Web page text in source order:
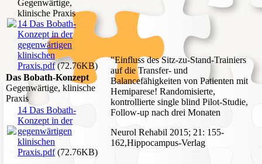
Gegenwärtige,
klinische Praxis
14 Das Bobath-
Konzept in der
gegenwärtigen
klinischen
Praxis.pdf(72.76KB)
Das Bobath-Konzept
Gegenwärtige, klinische
Praxis
14 Das Bobath-
Konzept in der
gegenwärtigen
klinischen
Praxis.pdf(72.76KB)
"Einfluss des Sitz-zu-Stand-Trainiers
auf die Transfer- und
Balancefähigkeiten von Patienten mit
Hemiparese! Randomisierte,
kontrollierte single blind Pilot-Studie,
Follow-up nach drei Monaten
Neurol Rehabil 2015; 21: 155-
162,Hippocampus-Verlag